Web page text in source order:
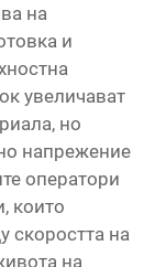
на
и
увеличават
но
напрежение
оператори
които
скоростта на
на